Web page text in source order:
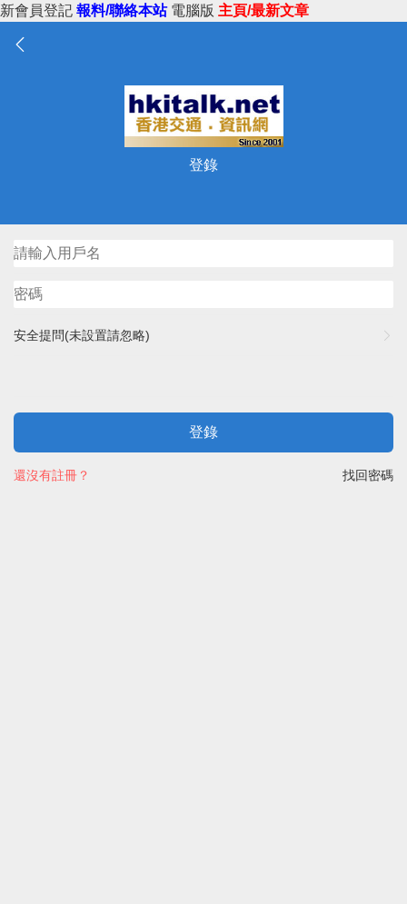
新會員登記 報料/聯絡本站 電腦版 主頁/最新文章
登錄
安全提問(未設置請忽略)
登錄
找回密碼
還沒有註冊？